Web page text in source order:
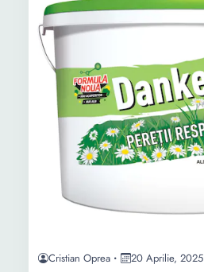
Cristian Oprea 20 Aprilie, 2025